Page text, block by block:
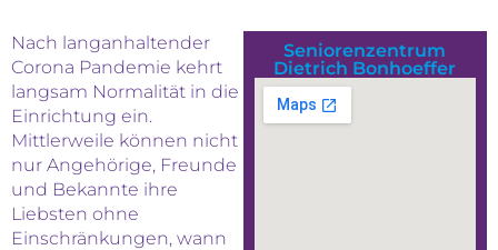
Nach langanhaltender
Corona Pandemie kehrt
langsam Normalität in die
Einrichtung ein.
Mittlerweile können nicht
nur Angehörige, Freunde
und Bekannte ihre
Liebsten ohne
Einschränkungen, wann
Seniorenzentrum
Dietrich Bonhoeffer